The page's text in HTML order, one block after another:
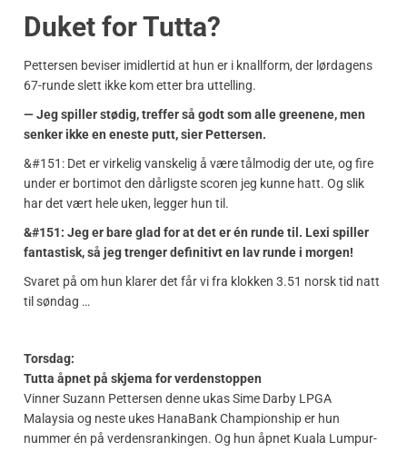
Duket for Tutta?
Pettersen beviser imidlertid at hun er i knallform, der lørdagens
67-runde slett ikke kom etter bra uttelling.
— Jeg spiller stødig, treffer så godt som alle greenene, men
senker ikke en eneste putt, sier Pettersen.
&#151: Det er virkelig vanskelig å være tålmodig der ute, og fire
under er bortimot den dårligste scoren jeg kunne hatt. Og slik
har det vært hele uken, legger hun til.
&#151: Jeg er bare glad for at det er én runde til. Lexi spiller
fantastisk, så jeg trenger definitivt en lav runde i morgen!
Svaret på om hun klarer det får vi fra klokken 3.51 norsk tid natt
til søndag …
Torsdag:
Tutta åpnet på skjema for verdenstoppen
Vinner Suzann Pettersen denne ukas Sime Darby LPGA
Malaysia og neste ukes HanaBank Championship er hun
nummer én på verdensrankingen. Og hun åpnet Kuala Lumpur-